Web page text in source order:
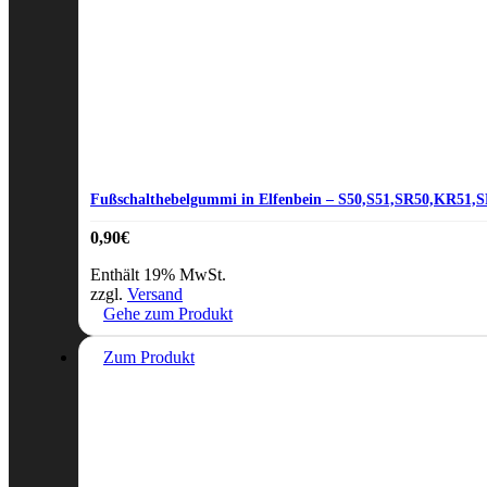
Fußschalthebelgummi in Elfenbein –
0,90€
Enthält 19% MwSt.
zzgl. Versand
Gehe zum Produkt
Zum Produkt